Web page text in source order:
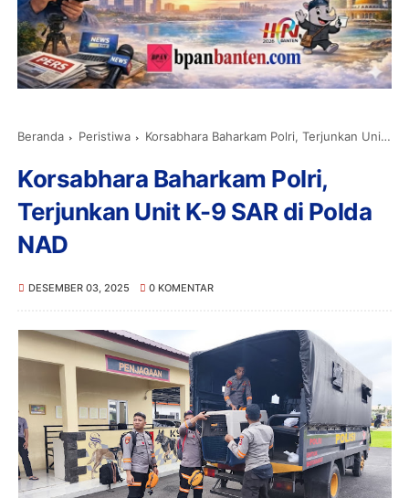
Beranda Peristiwa Korsabhara Baharkam Polri, Terjunkan Unit K-9 SAR di Polda NAD
Korsabhara Baharkam Polri,
Terjunkan Unit K-9 SAR di Polda
NAD
DESEMBER 03, 2025 0 KOMENTAR